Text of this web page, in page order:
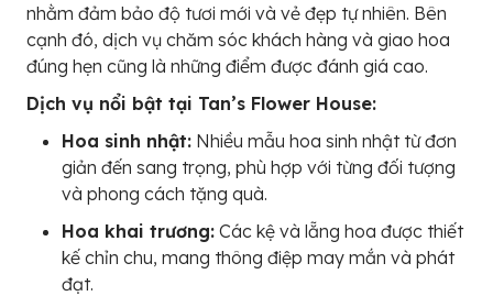
nhằm đảm bảo độ tươi mới và vẻ đẹp tự nhiên. Bên
cạnh đó, dịch vụ chăm sóc khách hàng và giao hoa
đúng hẹn cũng là những điểm được đánh giá cao.
Dịch vụ nổi bật tại Tan’s Flower House:
Hoa sinh nhật: Nhiều mẫu hoa sinh nhật từ đơn
giản đến sang trọng, phù hợp với từng đối tượng
và phong cách tặng quà.
Hoa khai trương: Các kệ và lẵng hoa được thiết
kế chỉn chu, mang thông điệp may mắn và phát
đạt.